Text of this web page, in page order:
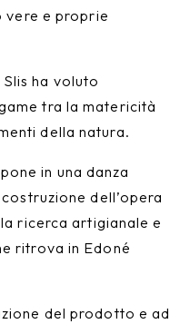
vere e proprie
Slis ha voluto
tra la matericità
della natura.
in una danza
dell’opera
ricerca artigianale e
ritrova in Edoné
del prodotto e ad